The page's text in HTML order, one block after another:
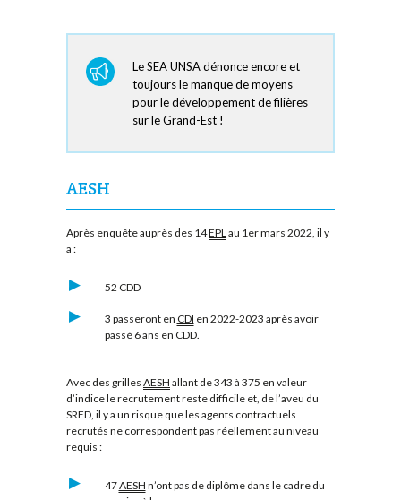
Le SEA UNSA dénonce encore et
toujours le manque de moyens
pour le développement de filières
sur le Grand-Est !
AESH
Après enquête auprès des 14EPLau 1er mars 2022, il y
a :
52 CDD
3 passeront en CDI en 2022-2023 après avoir
passé 6 ans en CDD.
Avec des grilles AESH allant de 343 à 375 en valeur
d’indice le recrutement reste difficile et, de l’aveu du
SRFD, il y a un risque que les agents contractuels
recrutés ne correspondent pas réellement au niveau
requis :
47AESH n’ont pas de diplôme dans le cadre du